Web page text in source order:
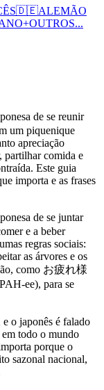
🇩🇪ALEMÃO
+OUTROS...
de se reunir
um piquenique
apreciação
partilhar comida e
Este guia
importa e as frases
de se juntar
e a beber
regras sociais:
as árvores e os
como お疲れ様
ee), para se
e o japonês é falado
todo o mundo
porque o
sazonal nacional,